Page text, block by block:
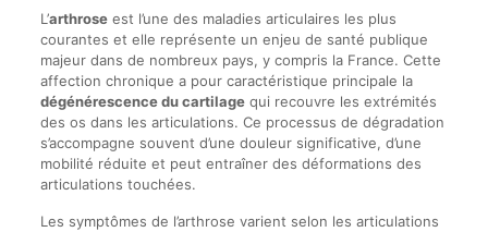
L’arthroseest l’une des maladies articulaires les plus
courantes et elle représente un enjeu de santé publique
majeur dans de nombreux pays, y compris la France. Cette
affection chronique a pour caractéristique principale la
dégénérescence du cartilagequi recouvre les extrémités
des os dans les articulations. Ce processus de dégradation
s’accompagne souvent d’une douleur significative, d’une
mobilité réduite et peut entraîner des déformations des
articulations touchées.
Les symptômes de l’arthrose varient selon les articulations